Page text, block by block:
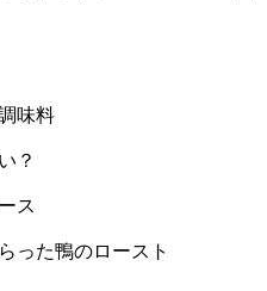
味料
？
ス
った鴨のロースト